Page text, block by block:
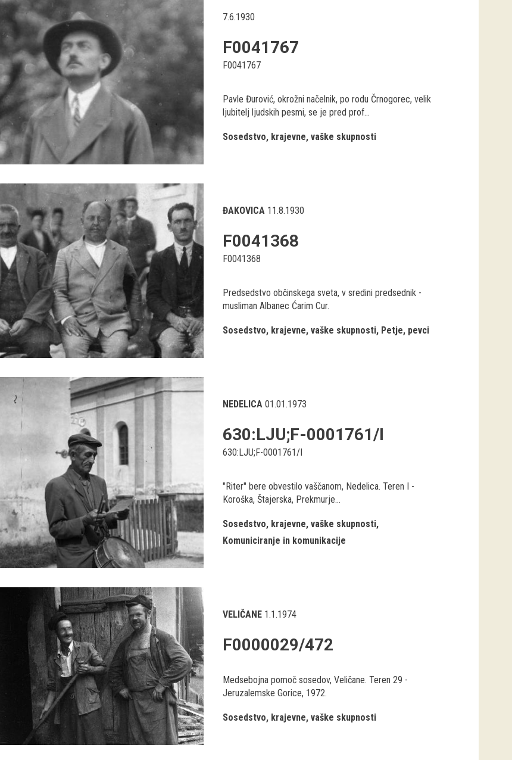
7.6.1930
F0041767
F0041767
Pavle Đurović, okrožni načelnik, po rodu Črnogorec, velik
ljubitelj ljudskih pesmi, se je pred prof...
Sosedstvo, krajevne, vaške skupnosti
ĐAKOVICA 11.8.1930
F0041368
F0041368
Predsedstvo občinskega sveta, v sredini predsednik -
musliman Albanec Ćarim Cur.
Sosedstvo, krajevne, vaške skupnosti Petje, pevci
NEDELICA 01.01.1973
630:LJU;F-0001761/I
630:LJU;F-0001761/I
"Riter" bere obvestilo vaščanom, Nedelica. Teren I -
Koroška, Štajerska, Prekmurje...
Sosedstvo, krajevne, vaške skupnosti
Komuniciranje in komunikacije
VELIČANE 1.1.1974
F0000029/472
Medsebojna pomoč sosedov, Veličane. Teren 29 -
Jeruzalemske Gorice, 1972.
Sosedstvo, krajevne, vaške skupnosti